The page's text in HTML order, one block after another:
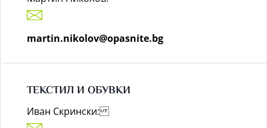
martin.nikolov@opasnite.bg
ТЕКСТИЛ И ОБУВКИ
Иван Скрински: